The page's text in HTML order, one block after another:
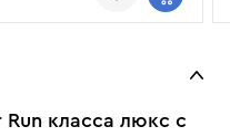
класса люкс с